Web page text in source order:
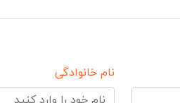
نام خانوادگی